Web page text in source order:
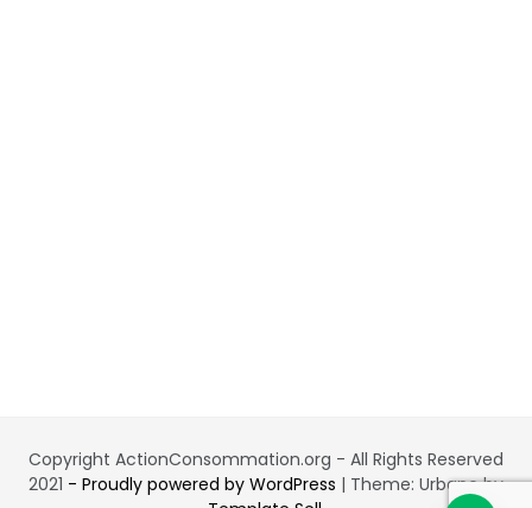
Copyright ActionConsommation.org - All Rights Reserved
2021 - Proudly powered by WordPress | Theme: Urbane by